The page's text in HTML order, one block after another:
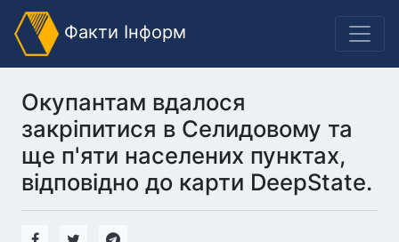
Факти Інформ
Окупантам вдалося
закріпитися в Селидовому та
ще п'яти населених пунктах,
відповідно до карти DeepState.